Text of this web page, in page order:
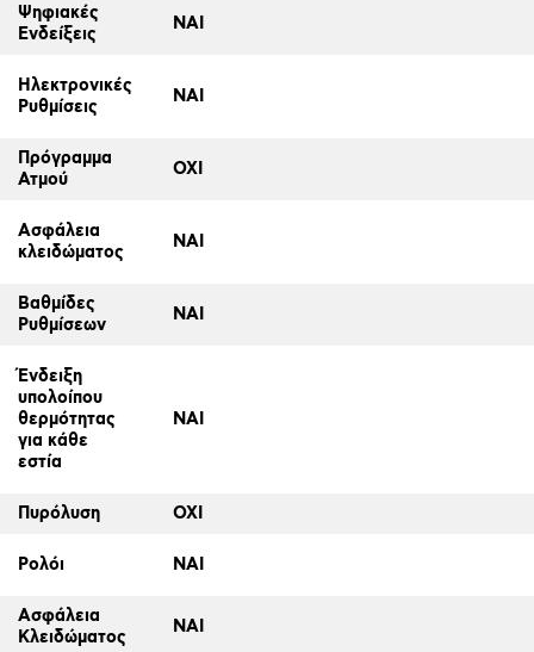
Ψηφιακές
Ενδείξεις
ΝΑΙ
Ηλεκτρονικές
Ρυθμίσεις
ΝΑΙ
Πρόγραμμα
Ατμού
ΟΧΙ
Ασφάλεια
κλειδώματος
ΝΑΙ
Βαθμίδες
Ρυθμίσεων
ΝΑΙ
Ένδειξη
υπολοίπου
θερμότητας
για κάθε
εστία
ΝΑΙ
Πυρόλυση ΟΧΙ
Ρολόι ΝΑΙ
Ασφάλεια
Κλειδώματος
ΝΑΙ